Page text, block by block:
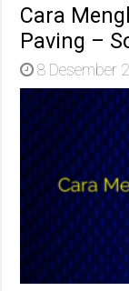
Cara
Paving –
8 Desember